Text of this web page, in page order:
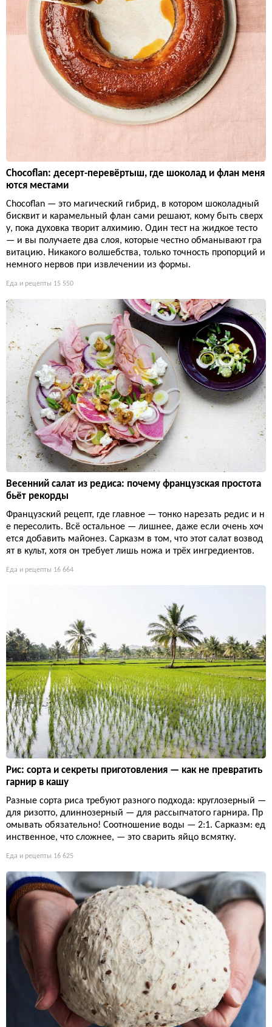
Chocoflan: десерт-перевёртыш, где шоколад и флан меня
ются местами
Chocoflan — это магический гибрид, в котором шоколадный
бисквит и карамельный флан сами решают, кому быть сверх
у, пока духовка творит алхимию. Один тест на жидкое тесто
— и вы получаете два слоя, которые честно обманывают гра
витацию. Никакого волшебства, только точность пропорций и
немного нервов при извлечении из формы.
Еда и рецепты 15 550
Весенний салат из редиса: почему французская простота
бьёт рекорды
Французский рецепт, где главное — тонко нарезать редис и н
е пересолить. Всё остальное — лишнее, даже если очень хоч
ется добавить майонез. Сарказм в том, что этот салат возвод
ят в культ, хотя он требует лишь ножа и трёх ингредиентов.
Еда и рецепты 16 664
Рис: сорта и секреты приготовления — как не превратить
гарнир в кашу
Разные сорта риса требуют разного подхода: круглозерный —
для ризотто, длиннозерный — для рассыпчатого гарнира. Пр
омывать обязательно! Соотношение воды — 2:1. Сарказм: ед
инственное, что сложнее, — это сварить яйцо всмятку.
Еда и рецепты 16 625